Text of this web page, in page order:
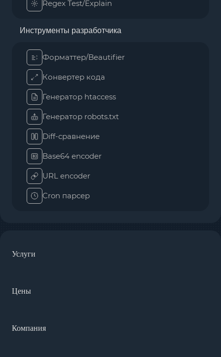
Regex Test/Explain
Инструменты разработчика
Форматтер/Beautifier
Конвертер кода
Генератор htaccess
Генератор robots.txt
Diff-сравнение
Base64 encoder
URL encoder
Cron парсер
Услуги
Цены
Компания